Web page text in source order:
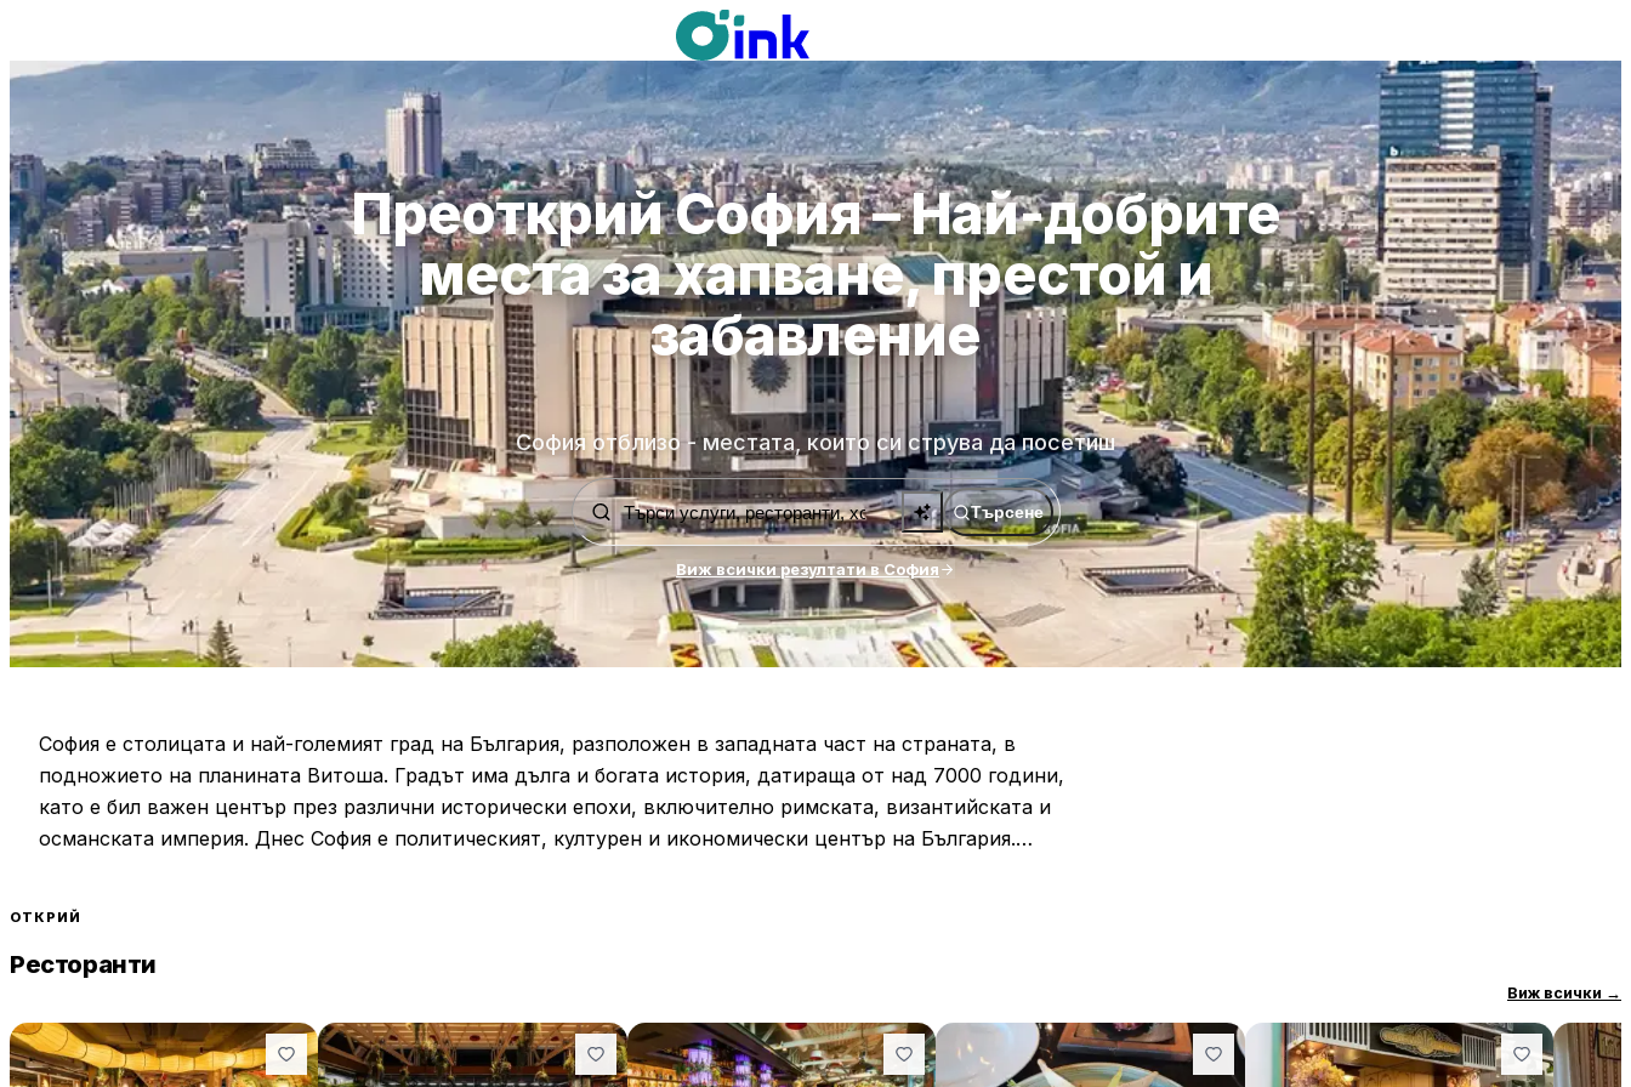
Преоткрий София – Най-добрите
места за хапване, престой и
забавление
София отблизо - местата, които си струва да посетиш
Търсене
Виж всички резултати в София
София е столицата и най-големият град на България, разположен в западната част на страната, в
подножието на планината Витоша. Градът има дълга и богата история, датираща от над 7000 години,
като е бил важен център през различни исторически епохи, включително римската, византийската и
османската империя. Днес София е политическият, културен и икономически център на България.
важни религиозни и исторически обекти, като църквата „Света София“, ротондата „Свети Георги“ и
София е също така известна с множеството си музеи, театри и галерии, които предлагат богат
ОТКРИЙ
Ресторанти
Виж всички →